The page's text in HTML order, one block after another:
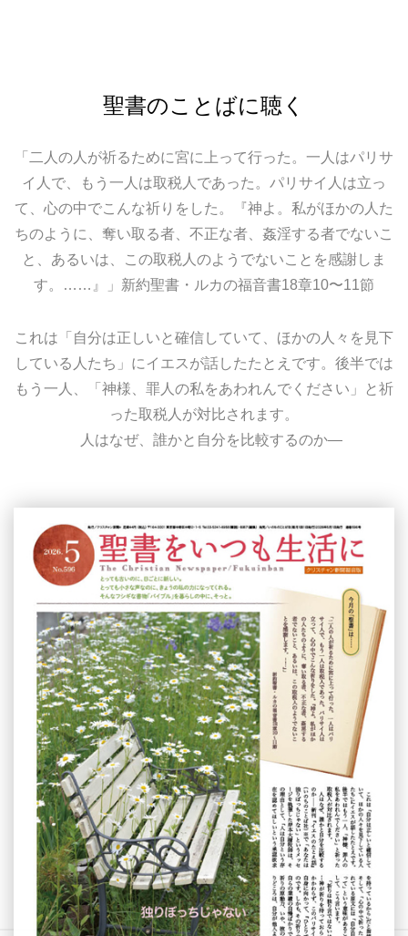
聖書のことばに聴く
「二人の人が祈るために宮に上って行った。一人はパリサ
イ人で、もう一人は取税人であった。パリサイ人は立っ
て、心の中でこんな祈りをした。『神よ。私がほかの人た
ちのように、奪い取る者、不正な者、姦淫する者でないこ
と、あるいは、この取税人のようでないことを感謝しま
す。……』」新約聖書・ルカの福音書18章10〜11節
これは「自分は正しいと確信していて、ほかの人々を見下
している人たち」にイエスが話したたとえです。後半では
もう一人、「神様、罪人の私をあわれんでください」と祈
った取税人が対比されます。
人はなぜ、誰かと自分を比較するのか―